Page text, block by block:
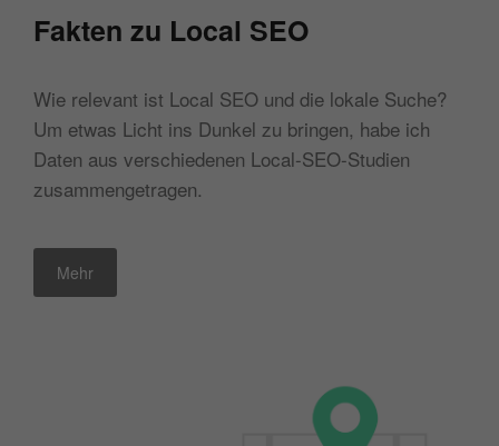
Fakten zu Local SEO
Wie relevant ist Local SEO und die lokale Suche?
Um etwas Licht ins Dunkel zu bringen, habe ich
Daten aus verschiedenen Local-SEO-Studien
zusammengetragen.
Mehr